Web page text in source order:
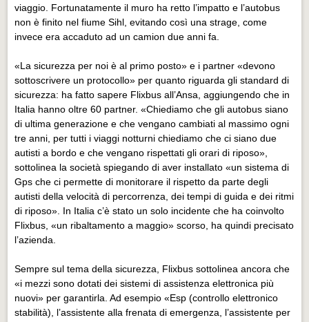
viaggio. Fortunatamente il muro ha retto l’impatto e l’autobus
non è finito nel fiume Sihl, evitando così una strage, come
invece era accaduto ad un camion due anni fa.
«La sicurezza per noi è al primo posto» e i partner «devono
sottoscrivere un protocollo» per quanto riguarda gli standard di
sicurezza: ha fatto sapere Flixbus all’Ansa, aggiungendo che in
Italia hanno oltre 60 partner. «Chiediamo che gli autobus siano
di ultima generazione e che vengano cambiati al massimo ogni
tre anni, per tutti i viaggi notturni chiediamo che ci siano due
autisti a bordo e che vengano rispettati gli orari di riposo»,
sottolinea la società spiegando di aver installato «un sistema di
Gps che ci permette di monitorare il rispetto da parte degli
autisti della velocità di percorrenza, dei tempi di guida e dei ritmi
di riposo». In Italia c’è stato un solo incidente che ha coinvolto
Flixbus, «un ribaltamento a maggio» scorso, ha quindi precisato
l’azienda.
Sempre sul tema della sicurezza, Flixbus sottolinea ancora che
«i mezzi sono dotati dei sistemi di assistenza elettronica più
nuovi» per garantirla. Ad esempio «Esp (controllo elettronico
stabilità), l’assistente alla frenata di emergenza, l’assistente per